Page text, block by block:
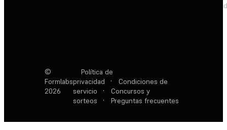
©
Formlabs
2026
Política de
privacidad
·
Condiciones de
servicio
·
Concursos y
sorteos
· Preguntas frecuentes